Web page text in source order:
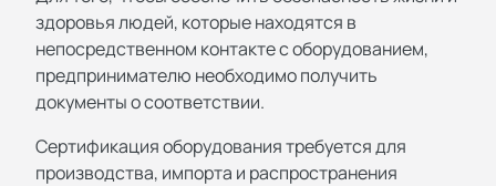
здоровья людей, которые находятся в
непосредственном контакте с оборудованием,
предпринимателю необходимо получить
документы о соответствии.
Сертификация оборудования требуется для
производства, импорта и распространения